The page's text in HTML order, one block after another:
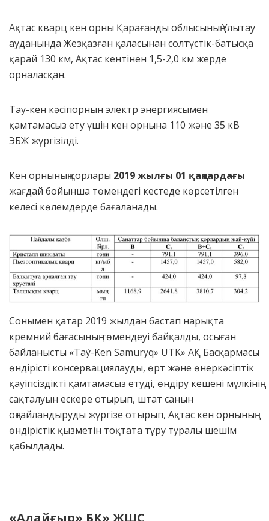
Ақтас кварц кен орны Қарағанды облысының Ұлытау
ауданында Жезқазған қаласынан солтүстік-батысқа
қарай 130 км, Ақтас кентінен 1,5-2,0 км жерде
орналасқан.
Тау-кен кәсіпорнын электр энергиясымен
қамтамасыз ету үшін кен орнына 110 және 35 кВ
ЭБЖ жүргізілді.
Кен орнының қорлары 2019 жылғы 01 қаңтардағы
жағдай бойынша төмендегі кестеде көрсетілген
келесі көлемдерде бағаланады.
Сонымен қатар 2019 жылдан бастап нарықта
кремний бағасының төмендеуі байқалды, осыған
байланысты «Taý-Ken Samuryq» UTK» АҚ Басқармасы
өндірісті консервациялауды, өрт және өнеркәсіптік
қауіпсіздікті қамтамасыз етуді, өндіру кешені мүлкінің
сақталуын ескере отырып, штат санын
оңтайландыруды жүргізе отырып, Ақтас кен орнының
өндірістік қызметін тоқтата тұру туралы шешім
қабылдады.
«Алайғыр» БК» ЖШС